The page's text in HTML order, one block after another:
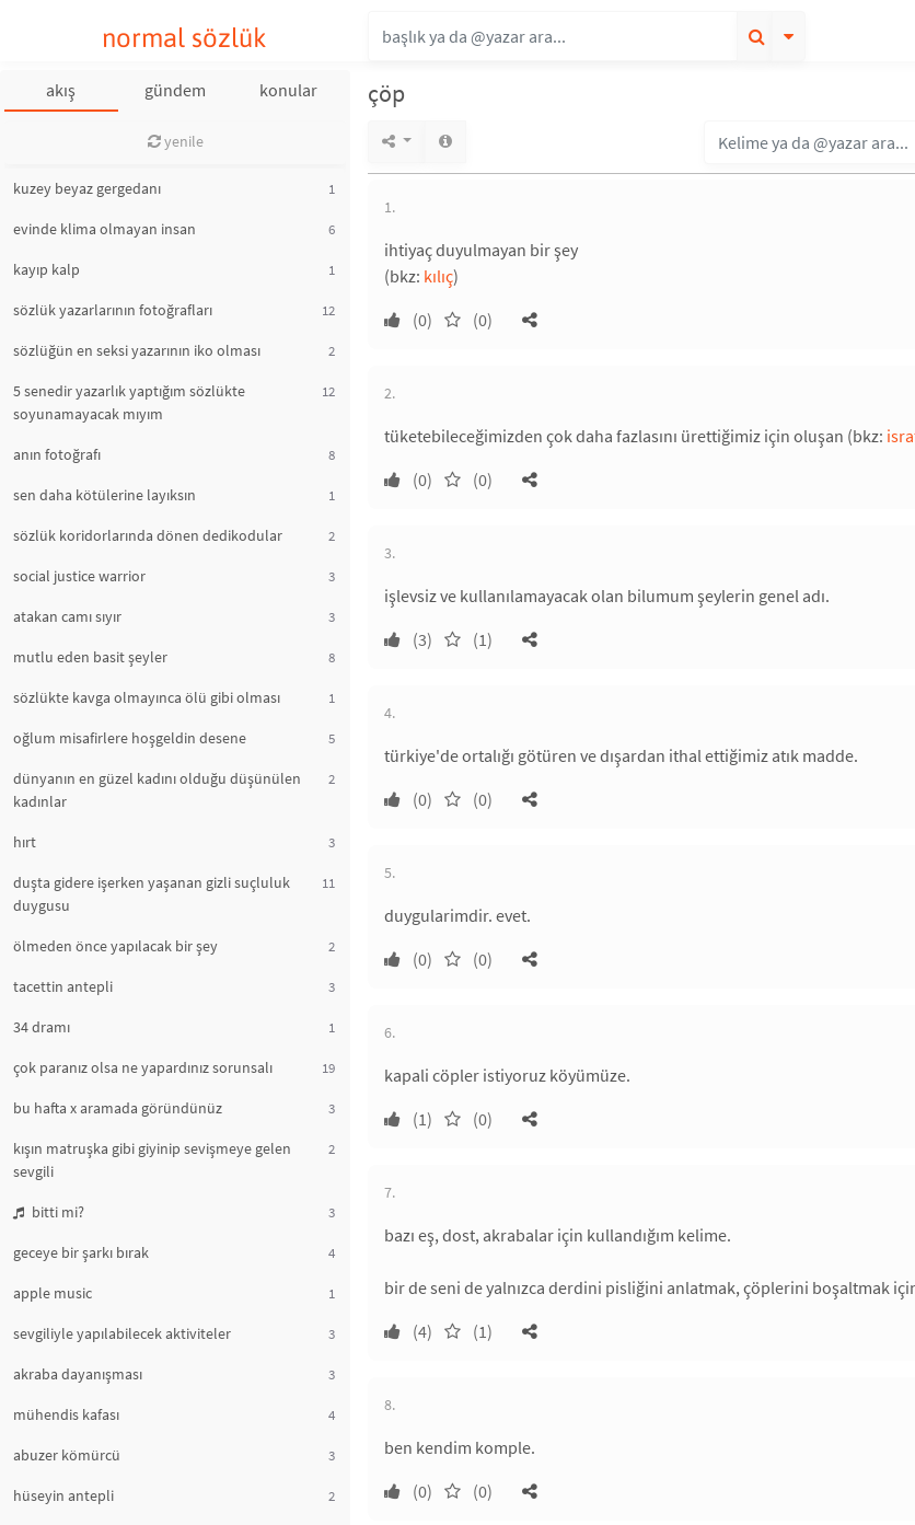
normal sözlük
akış gündem konular
yenile
kuzey beyaz gergedanı 1
evinde klima olmayan insan 6
kayıp kalp 1
sözlük yazarlarının fotoğrafları 12
sözlüğün en seksi yazarının iko olması 2
5 senedir yazarlık yaptığım sözlükte
soyunamayacak mıyım
12
anın fotoğrafı 8
sen daha kötülerine layıksın 1
sözlük koridorlarında dönen dedikodular 2
social justice warrior 3
atakan camı sıyır 3
mutlu eden basit şeyler 8
sözlükte kavga olmayınca ölü gibi olması 1
oğlum misafirlere hoşgeldin desene 5
dünyanın en güzel kadını olduğu düşünülen
kadınlar
2
hırt 3
duşta gidere işerken yaşanan gizli suçluluk
duygusu
11
ölmeden önce yapılacak bir şey 2
tacettin antepli 3
34 dramı 1
çok paranız olsa ne yapardınız sorunsalı 19
bu hafta x aramada göründünüz 3
kışın matruşka gibi giyinip sevişmeye gelen
sevgili
2
bitti mi? 3
geceye bir şarkı bırak 4
apple music 1
sevgiliyle yapılabilecek aktiviteler 3
akraba dayanışması 3
mühendis kafası 4
abuzer kömürcü 3
hüseyin antepli 2
çöp
1.
ihtiyaç duyulmayan bir şey
(bkz: kılıç)
(0)
(0)
2.
tüketebileceğimizden çok daha fazlasını ürettiğimiz için oluşan (bkz:
(0)
(0)
3.
işlevsiz ve kullanılamayacak olan bilumum şeylerin genel adı.
(3)
(1)
4.
türkiye'de ortalığı götüren ve dışardan ithal ettiğimiz atık madde.
(0)
(0)
5.
duygularimdir. evet.
(0)
(0)
6.
kapali cöpler istiyoruz köyümüze.
(1)
(0)
7.
bazı eş, dost, akrabalar için kullandığım kelime.
bir de seni de yalnızca derdini pisliğini anlatmak, çöplerini boşaltmak
(4)
(1)
8.
ben kendim komple.
(0)
(0)